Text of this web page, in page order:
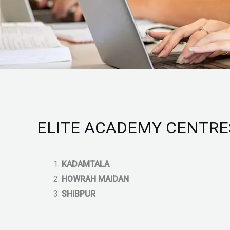
ELITE ACADEMY
KADAMTALA
HOWRAH MAIDAN
SHIBPUR